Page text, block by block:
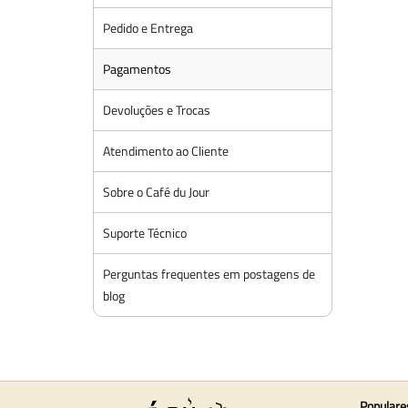
Pedido e Entrega
Pagamentos
Devoluções e Trocas
Atendimento ao Cliente
Sobre o Café du Jour
Suporte Técnico
Perguntas frequentes em postagens de
blog